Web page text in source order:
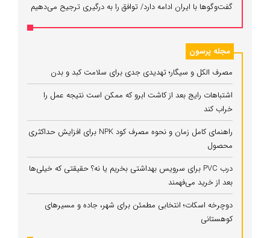
گفت‌وگوها با ایران ادامه دارد/ توافق را به درگیری ترجیح می‌دهیم
مجله پرسون
مصرف الکل و سیگار؛ تهدیدی جدی برای سلامت کبد و بدن
اشتباهات رایج بعد از کاشت ابرو که ممکن است نتیجه عمل را
خراب کند
راهنمای کامل زمان و نحوه مصرف کود NPK برای افزایش حداکثری
محصول
درب PVC برای سرویس بهداشتی بخریم یا نه؟ حقیقتی که خیلی‌ها
بعد از خرید می‌فهمند
دوچرخه اسکات؛ انتخابی مطمئن برای شهر، جاده و مسیرهای
کوهستانی